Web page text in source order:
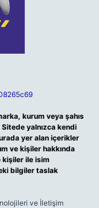
kurum veya şahıs
yalnızca kendi
yer alan içerikler
ve kişiler hakkında
kişiler ile isim
bilgiler taslak
ve İletişim